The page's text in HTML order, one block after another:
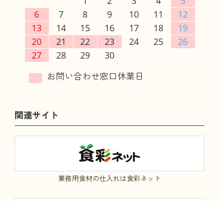
6
7 8 9 10 11
12
13
14 15 16 17 18
19
20
21 22 23 24 25
26
27
28 29 30
関連サイト
業務用食材の仕入れは食彩ネット